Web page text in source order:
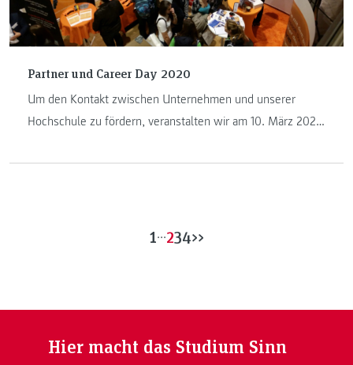
Partner und Career Day 2020
Um den Kontakt zwischen Unternehmen und unserer
Hochschule zu fördern, veranstalten wir am 10. März 2020
1...234>>
Hier macht das Studium Sinn